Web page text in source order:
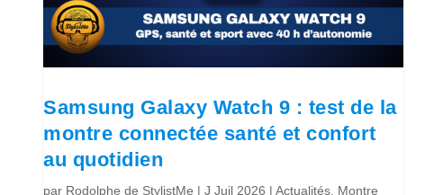
Samsung Galaxy Watch 9 : test de la
montre connectée santé et confort
au quotidien
par Rodolphe de StylistMe |J Juil 2026 |Actualités Montre